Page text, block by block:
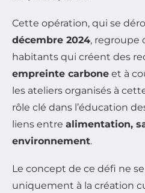
Cette opération, qui se
décembre 2024, regroupe
habitants qui créent des
empreinte carbone et à
les ateliers organisés à
rôle clé dans l’éducation
liens entre alimentation,
environnement.
Le concept de ce défi ne
uniquement à la création